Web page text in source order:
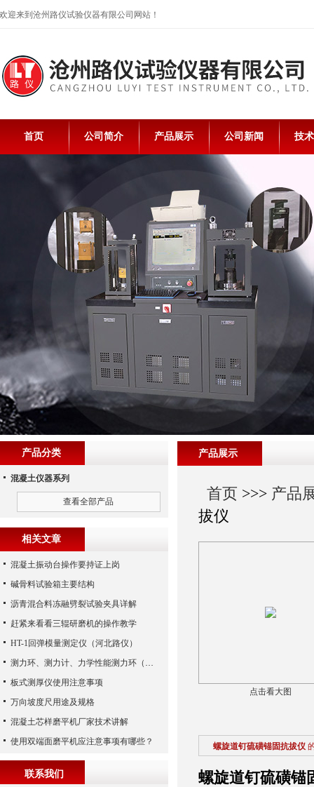
欢迎来到沧州路仪试验仪器有限公司网站！
首页 公司简介 产品展示 公司新闻 技
产品展示
首页 >>> 产品
拔仪
点击看大图
螺旋道钉硫磺锚固抗拔仪
螺旋道钉硫磺锚
产品分类
混凝土仪器系列
查看全部产品
相关文章
混凝土振动台操作要持证上岗
碱骨料试验箱主要结构
沥青混合料冻融劈裂试验夹具详解
赶紧来看看三辊研磨机的操作教学
HT-1回弹模量测定仪（河北路仪）
测力环、测力计、力学性能测力环（河北路仪）
板式测厚仪使用注意事项
万向坡度尺用途及规格
混凝土芯样磨平机厂家技术讲解
使用双端面磨平机应注意事项有哪些？
联系我们